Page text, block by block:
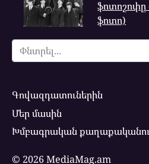
ֆոտոշոփը
ֆոտո)
Search
for:
Գովազդատուներին
Մեր մասին
Խմբագրական
© 2026 MediaMag.am